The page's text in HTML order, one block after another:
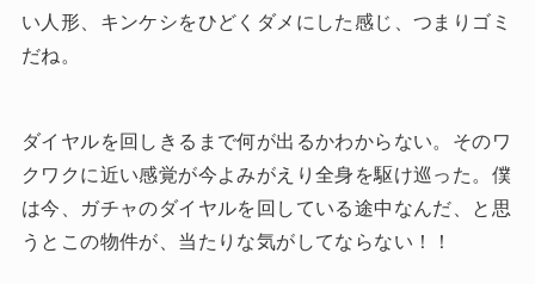
い人形、キンケシをひどくダメにした感じ、つまりゴミ
だね。
ダイヤルを回しきるまで何が出るかわからない。そのワ
クワクに近い感覚が今よみがえり全身を駆け巡った。僕
は今、ガチャのダイヤルを回している途中なんだ、と思
うとこの物件が、当たりな気がしてならない！！